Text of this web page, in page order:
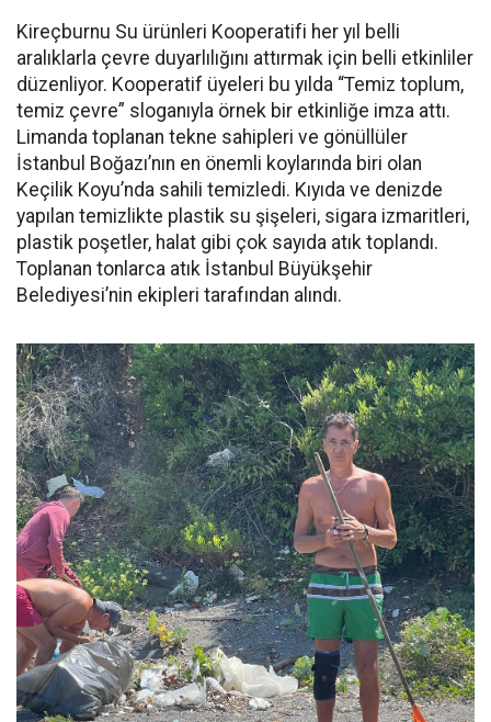
Kireçburnu Su ürünleri Kooperatifi her yıl belli
aralıklarla çevre duyarlılığını attırmak için belli etkinliler
düzenliyor. Kooperatif üyeleri bu yılda “Temiz toplum,
temiz çevre” sloganıyla örnek bir etkinliğe imza attı.
Limanda toplanan tekne sahipleri ve gönüllüler
İstanbul Boğazı’nın en önemli koylarında biri olan
Keçilik Koyu’nda sahili temizledi. Kıyıda ve denizde
yapılan temizlikte plastik su şişeleri, sigara izmaritleri,
plastik poşetler, halat gibi çok sayıda atık toplandı.
Toplanan tonlarca atık İstanbul Büyükşehir
Belediyesi’nin ekipleri tarafından alındı.